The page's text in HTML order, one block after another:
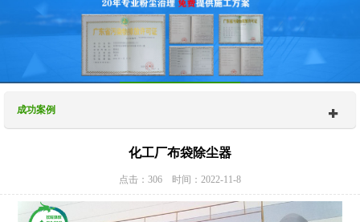
成功案例
化工厂布袋除尘器
点击：306 时间：2022-11-8